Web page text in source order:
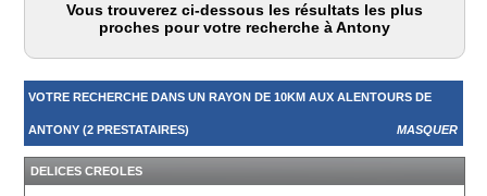
Vous trouverez ci-dessous les résultats les plus
proches pour votre recherche à Antony
VOTRE RECHERCHE DANS UN RAYON DE 10KM AUX ALENTOURS DE
ANTONY (2 PRESTATAIRES) MASQUER
DELICES CREOLES